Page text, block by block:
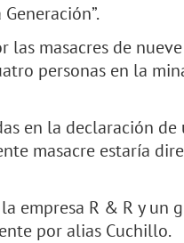
masacres de
personas en la
en la declaración de
masacre estaría
empresa R & R y un
por alias Cuchillo.